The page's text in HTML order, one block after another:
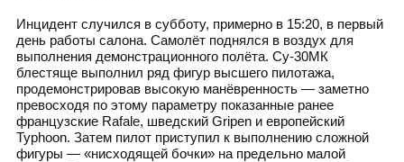
Инцидент случился в субботу, примерно в 15:20, в первый
день работы салона. Самолёт поднялся в воздух для
выполнения демонстрационного полёта. Су‑30МК
блестяще выполнил ряд фигур высшего пилотажа,
продемонстрировав высокую манёвренность — заметно
превосходя по этому параметру показанные ранее
французские Rafale, шведский Gripen и европейский
Typhoon. Затем пилот приступил к выполнению сложной
фигуры — «нисходящей бочки» на предельно малой